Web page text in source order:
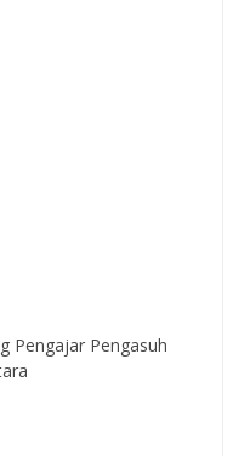
Pengajar Pengasuh